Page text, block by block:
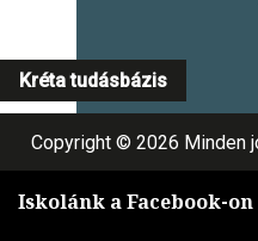
Kréta tudásbázis
Copyright © 2026 Minden
Iskolánk a Facebook-on